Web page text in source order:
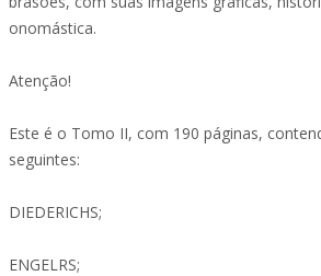
onomástica.
Atenção!
Este é o Tomo II, com 190 páginas,
seguintes:
DIEDERICHS;
ENGELRS;